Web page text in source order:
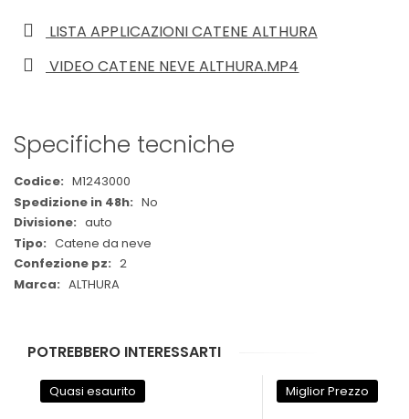
LISTA APPLICAZIONI CATENE ALTHURA
VIDEO CATENE NEVE ALTHURA.MP4
Specifiche tecniche
Maggiori
Informazioni
M1243000
No
auto
Catene da neve
2
ALTHURA
POTREBBERO INTERESSARTI
Quasi esaurito Miglior Prezzo